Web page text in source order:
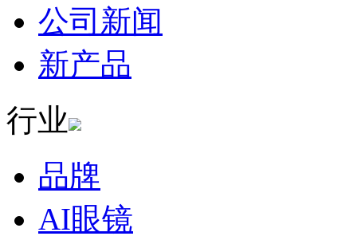
公司新闻
新产品
行业
品牌
AI眼镜